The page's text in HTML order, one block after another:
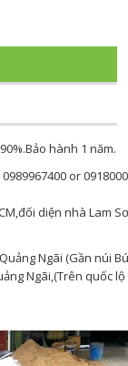
hành 1 năm.
or
diện nhà Lam
Ngãi (Gần núi
Ngãi,(Trên quốc